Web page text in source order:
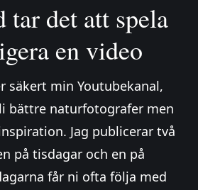
tar det att spela
en video
säkert min Youtubekanal,
bättre naturfotografer men
Jag publicerar två
på tisdagar och en på
får ni ofta följa med